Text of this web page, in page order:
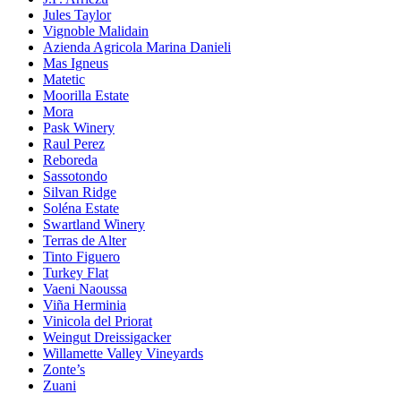
Jules Taylor
Vignoble Malidain
Azienda Agricola Marina Danieli
Mas Igneus
Matetic
Moorilla Estate
Mora
Pask Winery
Raul Perez
Reboreda
Sassotondo
Silvan Ridge
Soléna Estate
Swartland Winery
Terras de Alter
Tinto Figuero
Turkey Flat
Vaeni Naoussa
Viña Herminia
Vinicola del Priorat
Weingut Dreissigacker
Willamette Valley Vineyards
Zonte’s
Zuani